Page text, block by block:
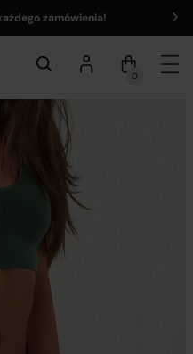
zamówienia!
0